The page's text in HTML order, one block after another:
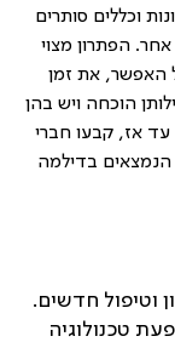
וכללים סותרים
הפתרון מצוי
האפשר, את זמן
הוכחה ויש בהן
אז, קבעו חברי
הנמצאים בדילמה
וטיפול חדשים.
טכנולוגיה